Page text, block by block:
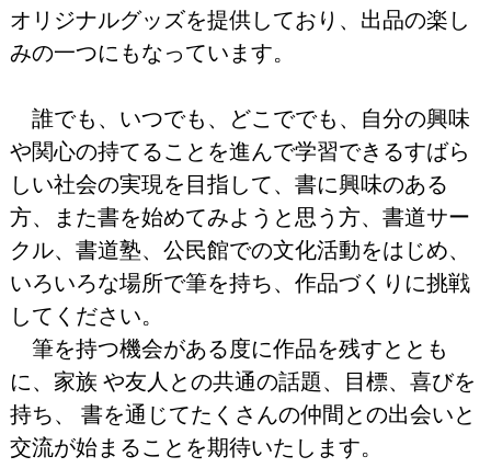
オリジナルグッズを提供しており、出品の楽し
みの一つにもなっています。
誰でも、いつでも、どこででも、自分の興味
や関心の持てることを進んで学習できるすばら
しい社会の実現を目指して、書に興味のある
方、また書を始めてみようと思う方、書道サー
クル、書道塾、公民館での文化活動をはじめ、
いろいろな場所で筆を持ち、作品づくりに挑戦
してください。
筆を持つ機会がある度に作品を残すととも
に、家族 や友人との共通の話題、目標、喜びを
持ち、 書を通じてたくさんの仲間との出会いと
交流が始まることを期待いたします。